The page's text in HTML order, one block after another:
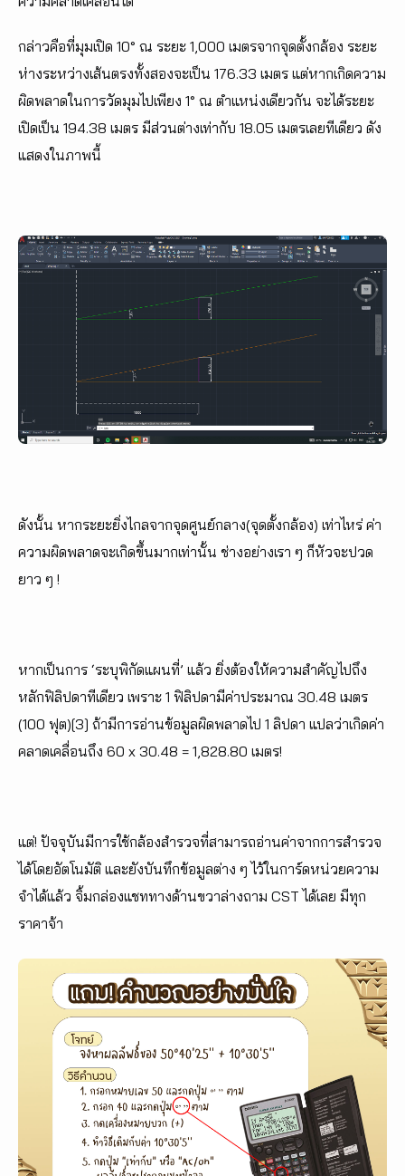
กล่าวคือที่มุมเปิด 10° ณ ระยะ 1,000 เมตรจากจุดตั้งกล้อง ระยะ
ห่างระหว่างเส้นตรงทั้งสองจะเป็น 176.33 เมตร แต่หากเกิดความ
ผิดพลาดในการวัดมุมไปเพียง 1° ณ ตำแหน่งเดียวกัน จะได้ระยะ
เปิดเป็น 194.38 เมตร มีส่วนต่างเท่ากับ 18.05 เมตรเลยทีเดียว ดัง
แสดงในภาพนี้
ดังนั้น หากระยะยิ่งไกลจากจุดศูนย์กลาง(จุดตั้งกล้อง) เท่าไหร่ ค่า
ความผิดพลาดจะเกิดขึ้นมากเท่านั้น ช่างอย่างเรา ๆ ก็หัวจะปวด
ยาว ๆ !
หากเป็นการ ‘ระบุพิกัดแผนที่’ แล้ว ยิ่งต้องให้ความสำคัญไปถึง
หลักฟิลิปดาทีเดียว เพราะ 1 ฟิลิปดามีค่าประมาณ 30.48 เมตร
(100 ฟุต)[3] ถ้ามีการอ่านข้อมูลผิดพลาดไป 1 ลิปดา แปลว่าเกิดค่า
คลาดเคลื่อนถึง 60 x 30.48 = 1,828.80 เมตร!
แต่! ปัจจุบันมีการใช้กล้องสำรวจที่สามารถอ่านค่าจากการสำรวจ
ได้โดยอัตโนมัติ และยังบันทึกข้อมูลต่าง ๆ ไว้ในการ์ดหน่วยความ
จำได้แล้ว จิ้มกล่องแชททางด้านขวาล่างถาม CST ได้เลย มีทุก
ราคาจ้า